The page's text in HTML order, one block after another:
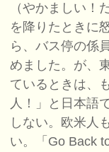
（やかましい！
を降りたときに
ら、バス停の係
めました。が、
ているときは、
人！」と日本語
しない。欧米人
い。「Go Back